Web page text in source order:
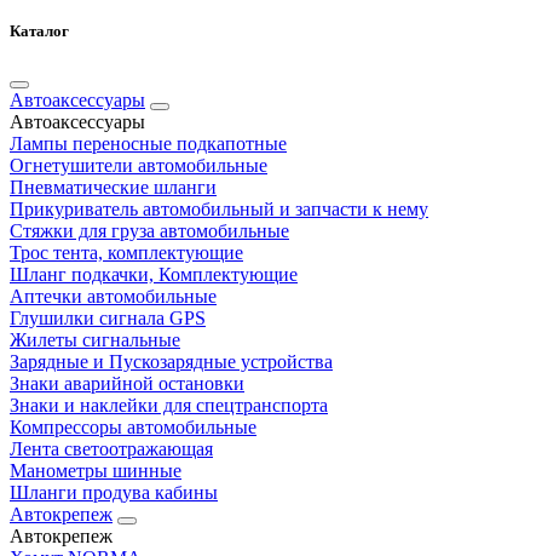
Каталог
Автоаксессуары
Автоаксессуары
Лампы переносные подкапотные
Огнетушители автомобильные
Пневматические шланги
Прикуриватель автомобильный и запчасти к нему
Стяжки для груза автомобильные
Трос тента, комплектующие
Шланг подкачки, Комплектующие
Аптечки автомобильные
Глушилки сигнала GPS
Жилеты сигнальные
Зарядные и Пускозарядные устройства
Знаки аварийной остановки
Знаки и наклейки для спецтранспорта
Компрессоры автомобильные
Лента светоотражающая
Манометры шинные
Шланги продува кабины
Автокрепеж
Автокрепеж